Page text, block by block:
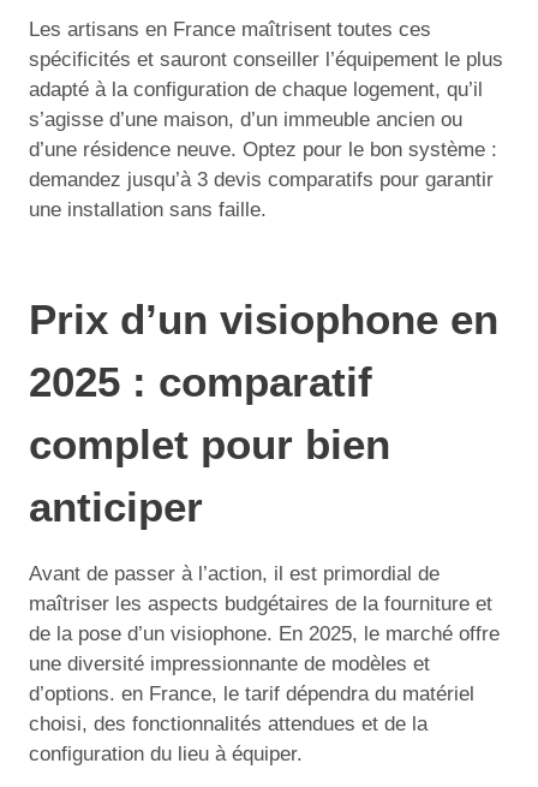
Les artisans en France maîtrisent toutes ces
spécificités et sauront conseiller l’équipement le plus
adapté à la configuration de chaque logement, qu’il
s’agisse d’une maison, d’un immeuble ancien ou
d’une résidence neuve. Optez pour le bon système :
demandez jusqu’à 3 devis comparatifs pour garantir
une installation sans faille.
Prix d’un visiophone en
2025 : comparatif
complet pour bien
anticiper
Avant de passer à l’action, il est primordial de
maîtriser les aspects budgétaires de la fourniture et
de la pose d’un visiophone. En 2025, le marché offre
une diversité impressionnante de modèles et
d’options. en France, le tarif dépendra du matériel
choisi, des fonctionnalités attendues et de la
configuration du lieu à équiper.